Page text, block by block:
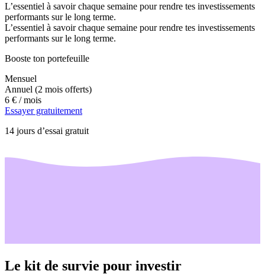
L’essentiel à savoir chaque semaine pour rendre tes investissements
performants sur le long terme.
L’essentiel à savoir chaque semaine pour rendre tes investissements
performants sur le long terme.
Booste ton portefeuille
Mensuel
Annuel (2 mois offerts)
6 € / mois
Essayer gratuitement
14 jours d’essai gratuit
Le kit de survie pour investir